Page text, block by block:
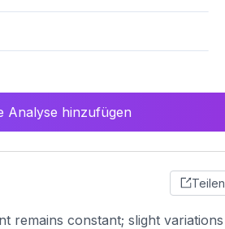
Analyse hinzufügen
Teilen
remains constant; slight variations